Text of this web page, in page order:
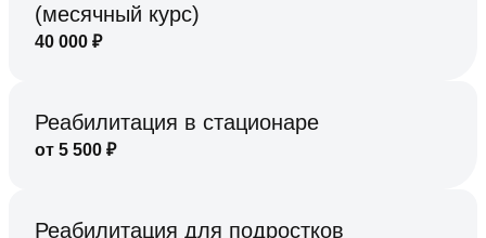
(месячный курс)
40 000 ₽
Реабилитация в стационаре
от 5 500 ₽
Реабилитация для подростков